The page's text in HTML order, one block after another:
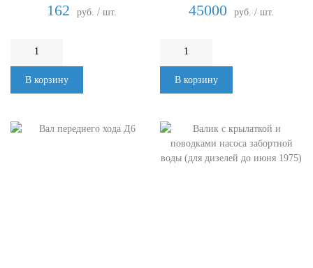
162 руб. / шт.
В корзину
45000 руб. / шт.
В корзину